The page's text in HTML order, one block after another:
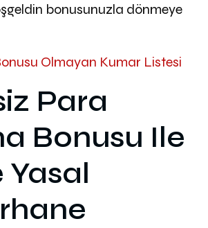
bonusunuzla dönmeye
Olmayan Kumar Listesi
Para
Bonusu Ile
Yasal